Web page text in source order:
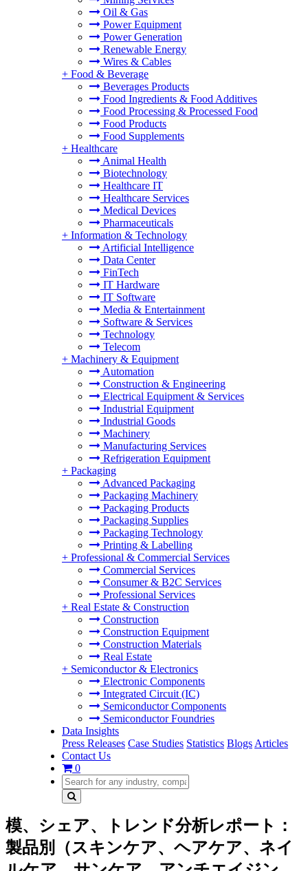
Oil & Gas
Power Equipment
Power Generation
Renewable Energy
Wires & Cables
+ Food & Beverage
Beverages Products
Food Ingredients & Food Additives
Food Processing & Processed Food
Food Products
Food Supplements
+ Healthcare
Animal Health
Biotechnology
Healthcare IT
Healthcare Services
Medical Devices
Pharmaceuticals
+ Information & Technology
Artificial Intelligence
Data Center
FinTech
IT Hardware
IT Software
Media & Entertainment
Software & Services
Technology
Telecom
+ Machinery & Equipment
Automation
Construction & Engineering
Electrical Equipment & Services
Industrial Equipment
Industrial Goods
Machinery
Manufacturing Services
Refrigeration Equipment
+ Packaging
Advanced Packaging
Packaging Machinery
Packaging Products
Packaging Supplies
Packaging Technology
Printing & Labelling
+ Professional & Commercial Services
Commercial Services
Consumer & B2C Services
Professional Services
+ Real Estate & Construction
Construction
Construction Equipment
Construction Materials
Real Estate
+ Semiconductor & Electronics
Electronic Components
Integrated Circuit (IC)
Semiconductor Components
Semiconductor Foundries
Data Insights
Press Releases Case Studies Statistics Blogs Articles
Contact Us
0
模、シェア、トレンド分析レポート：
製品別（スキンケア、ヘアケア、ネイ